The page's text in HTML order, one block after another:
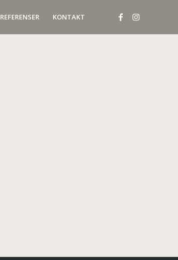
REFERENSER KONTAKT